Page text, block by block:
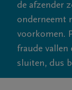
de afzender
onderneemt
voorkomen.
fraude
sluiten, dus